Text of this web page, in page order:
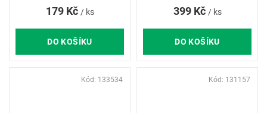
179 Kč / ks
DO KOŠÍKU
399 Kč / ks
DO KOŠÍKU
Kód: 133534 Kód: 131157